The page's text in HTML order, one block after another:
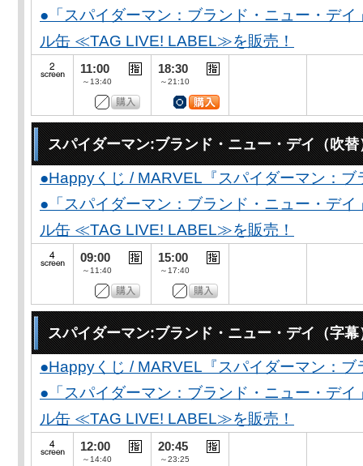
●「スパイダーマン：ブランド・ニュー・デ
ル缶 ≪TAG LIVE! LABEL≫を販売！
11:00
～13:40
18:30
～21:10
スパイダーマン:ブランド・ニュー・デイ（吹替
●Happyくじ / MARVEL『スパイダーマン：
●「スパイダーマン：ブランド・ニュー・デ
ル缶 ≪TAG LIVE! LABEL≫を販売！
09:00
～11:40
15:00
～17:40
スパイダーマン:ブランド・ニュー・デイ（字幕
●Happyくじ / MARVEL『スパイダーマン：
●「スパイダーマン：ブランド・ニュー・デ
ル缶 ≪TAG LIVE! LABEL≫を販売！
12:00
～14:40
20:45
～23:25